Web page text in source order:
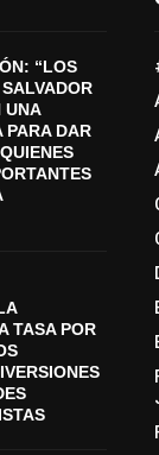
“LOS
UNA
PARA DAR
TASA POR